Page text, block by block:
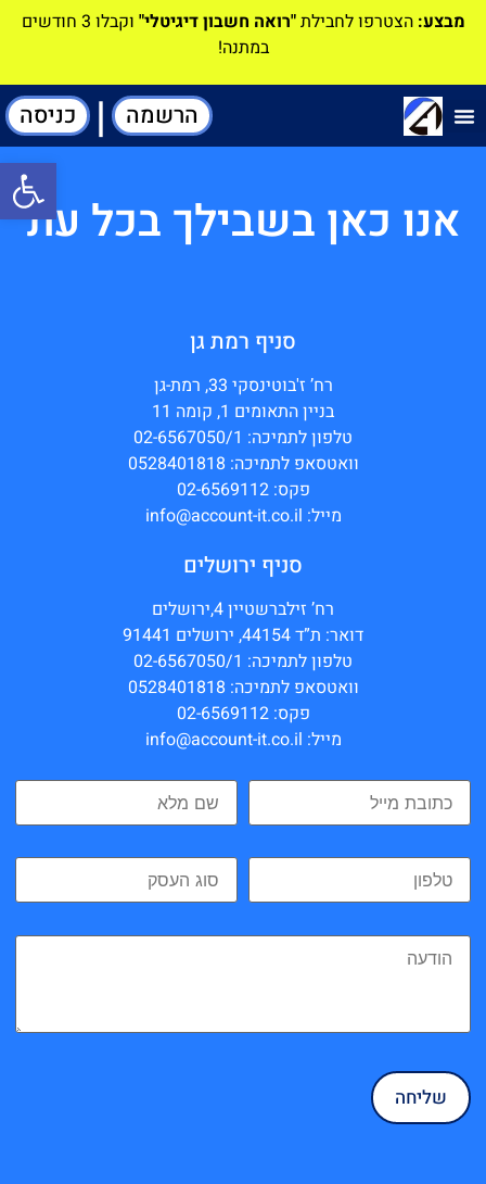
מבצע: הצטרפו לחבילת"רואה חשבון דיגיטלי"
וקבלו 3 חודשים
במתנה!
הרשמה | כניסה
אנו כאן בשבילך בכל עת
סניף רמת גן
רח’ ז'בוטינסקי 33, רמת-גן
בניין התאומים 1, קומה 11
טלפון לתמיכה: 02-6567050/1
וואטסאפ לתמיכה: 0528401818
פקס: 02-6569112
מייל: info@account-it.co.il
סניף ירושלים
רח’ זילברשטיין 4,ירושלים
דואר: ת”ד 44154, ירושלים 91441
טלפון לתמיכה: 02-6567050/1
וואטסאפ לתמיכה: 0528401818
פקס: 02-6569112
מייל: info@account-it.co.il
פתח